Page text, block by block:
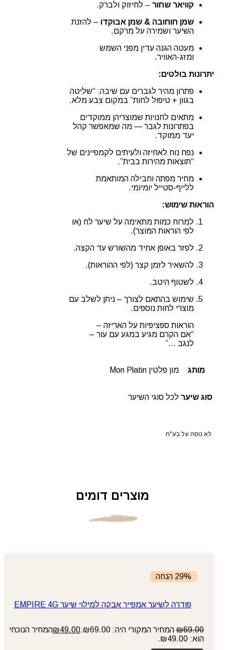
קוויאר שחור – לחיזוק ולברק.
שמן חוחובה & שמן אבוקדו – להזנת
השיער ושמירה על מרקם.
מעטה הגנה עדין מפני השמש
ומזג-האוויר.
יתרונות בולטים:
פתרון מהיר לגברים עם שיבה: “שליטה
בגוון + טיפול לחות” במקום צבע מלא.
מתאים לחנויות שמוצריהן ממוקדים
בפתרונות לגבר — מה שמאפשר קהל
יעד ממוקד.
נפח נוח לאחיזה ולעיתים לקמפיינים של
“תוצאות מהירות בבית”.
מחיר מפתה וחבילה המותאמת
ללייף-סטייל יומיומי.
הוראות שימוש:
למרוח כמות מתאימה על שיער לח (או
לפי הוראות המוצר).
לפזר באופן אחיד מהשורש עד הקצה.
להשאיר לזמן קצר (לפי ההוראות).
לשטוף היטב.
שימוש בהתאם לצורך – ניתן לשלב עם
מוצרי לחות נוספים.
הוראות ספציפיות על האריזה –
“אם הקרם מגיע במגע עם עור –
לנגב …”
מותג מון פלטין Mon Platin
סוג שיער לכל סוגי השיער
לא נוסה על בע"ח
מוצרים דומים
29% הנחה
פודרה לשיער אמפייר אבקה למילוי שיער EMPIRE 4G
₪69.00 המחיר המקורי היה: ₪69.00. ₪49.00
המחיר הנוכחי
הוא: ₪49.00.